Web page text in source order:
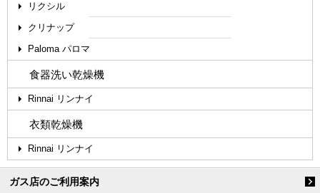
リクシル
クリナップ
Paloma パロマ
食器洗い乾燥機
Rinnai リンナイ
衣類乾燥機
Rinnai リンナイ
ガス店のご利用案内